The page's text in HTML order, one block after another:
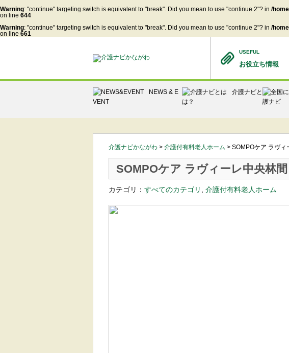
Warning: "continue" targeting switch is equivalent to "break". Did you mean to use "continue 2"? in /
on line 644
Warning: "continue" targeting switch is equivalent to "break". Did you mean to use "continue 2"? in /
on line 661
o
USEFUL
お役立ち情報
NEWS & E
VENT
介護ナビと
は？
護ナビ
介護ナビかながわ > 介護付有料老人ホーム > SOMPOケア ラヴィ
SOMPOケア ラヴィーレ中央林間
カテゴリ： すべてのカテゴリ 介護付有料老人ホーム